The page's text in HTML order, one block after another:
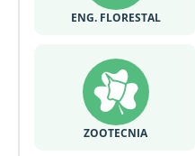
ENG. FLORESTAL
ZOOTECNIA